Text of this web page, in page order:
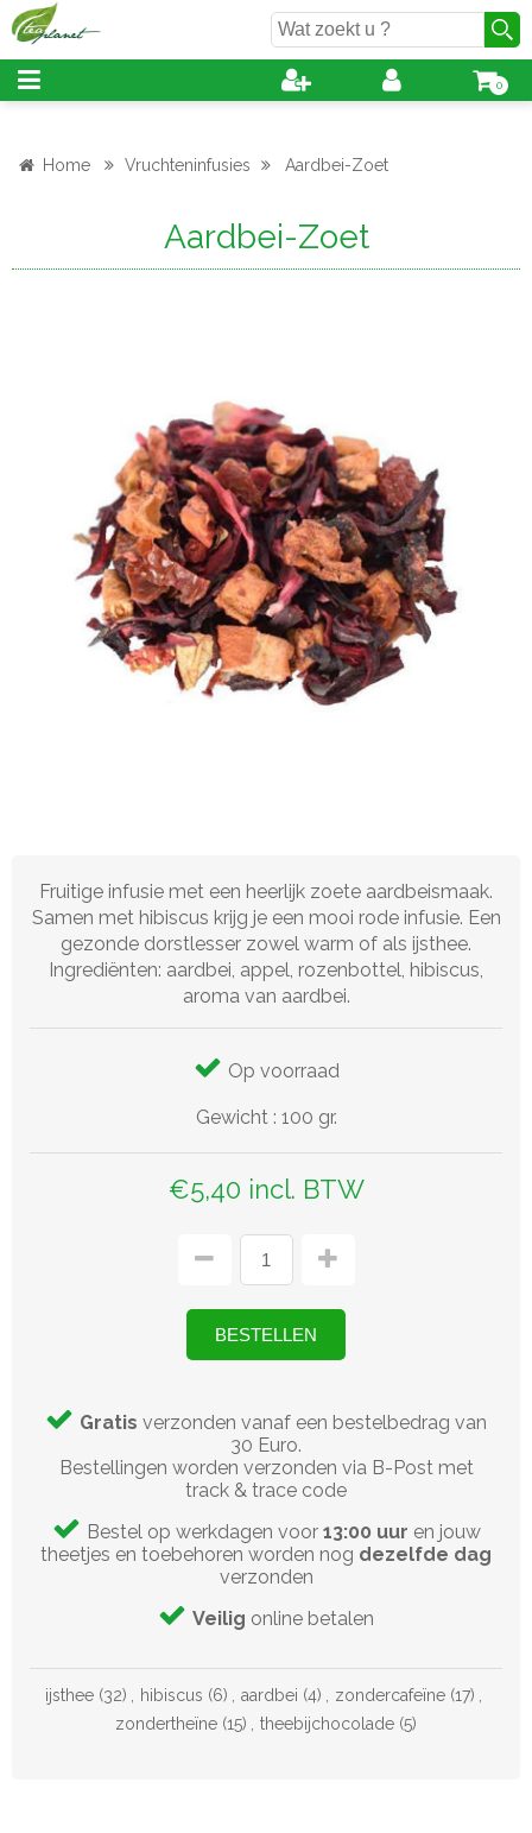
0
Home Vruchteninfusies Aardbei-Zoet
Aardbei-Zoet
Fruitige infusie met een heerlijk zoete aardbeismaak.
Samen met hibiscus krijg je een mooi rode infusie. Een
gezonde dorstlesser zowel warm of als ijsthee.
Ingrediënten: aardbei, appel, rozenbottel, hibiscus,
aroma van aardbei.
Op voorraad
Gewicht : 100 gr.
€5,40 incl. BTW
Gratis verzonden vanaf een bestelbedrag van
30 Euro.
Bestellingen worden verzonden via B-Post met
track & trace code
Bestel op werkdagen voor 13:00 uur en jouw
theetjes en toebehoren worden nog dezelfde dag
verzonden
Veilig online betalen
ijsthee (32) , hibiscus (6) , aardbei (4) , zondercafeïne (17) ,
zondertheïne (15) , theebijchocolade (5)